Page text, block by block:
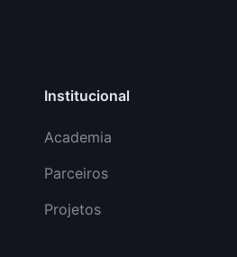
Institucional
Academia
Parceiros
Projetos